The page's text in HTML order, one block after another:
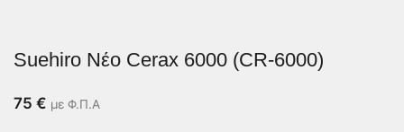
Suehiro Νέο Cerax 6000 (CR-6000)
75 € με Φ.Π.Α